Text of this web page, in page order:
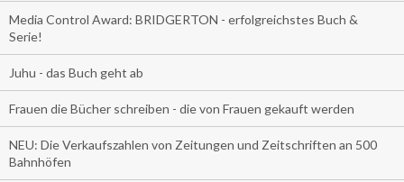
Media Control Award: BRIDGERTON - erfolgreichstes Buch &
Serie!
Juhu - das Buch geht ab
Frauen die Bücher schreiben - die von Frauen gekauft werden
NEU: Die Verkaufszahlen von Zeitungen und Zeitschriften an 500
Bahnhöfen